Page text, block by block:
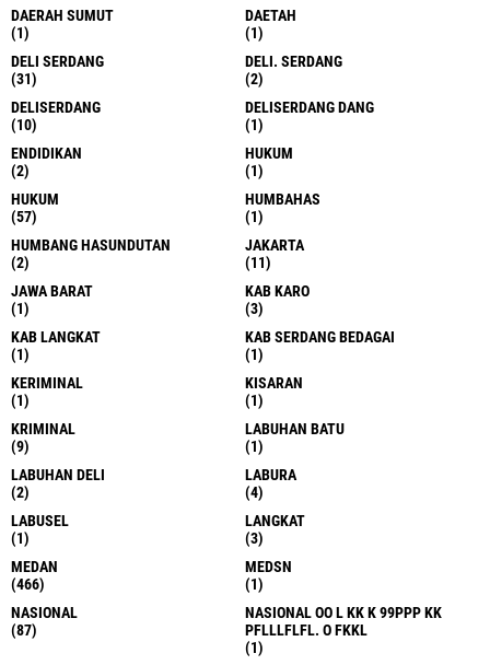
DAERAH SUMUT
(1)
DAETAH
(1)
DELI SERDANG
(31)
DELI. SERDANG
(2)
DELISERDANG
(10)
DELISERDANG DANG
(1)
ENDIDIKAN
(2)
HUKUM
(1)
HUKUM
(57)
HUMBAHAS
(1)
HUMBANG HASUNDUTAN
(2)
JAKARTA
(11)
JAWA BARAT
(1)
KAB KARO
(3)
KAB LANGKAT
(1)
KAB SERDANG BEDAGAI
(1)
KERIMINAL
(1)
KISARAN
(1)
KRIMINAL
(9)
LABUHAN BATU
(1)
LABUHAN DELI
(2)
LABURA
(4)
LABUSEL
(1)
LANGKAT
(3)
MEDAN
(466)
MEDSN
(1)
NASIONAL
(87)
NASIONAL OO L KK K 99PPP KK
PFLLLFLFL. O FKKL
(1)